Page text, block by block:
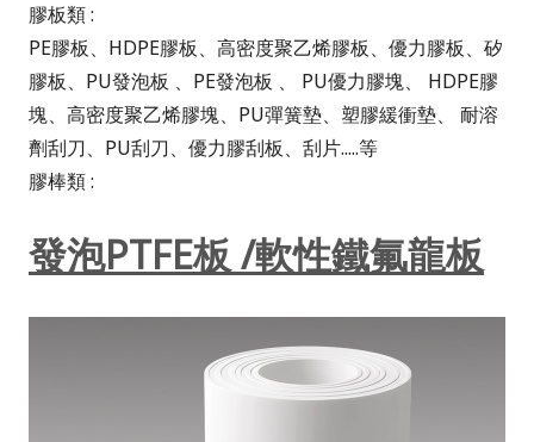
膠板類 :
PE膠板、HDPE膠板、高密度聚乙烯膠板、優力膠板、矽
膠板、PU發泡板 、PE發泡板 、 PU優力膠塊、 HDPE膠
塊、高密度聚乙烯膠塊、PU彈簧墊、塑膠緩衝墊、 耐溶
劑刮刀、PU刮刀、優力膠刮板、刮片.....等
膠棒類 :
發泡PTFE板 /軟性鐵氟龍板